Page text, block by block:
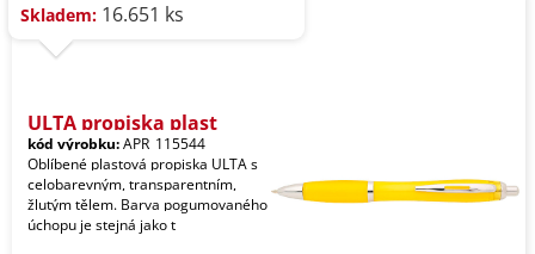
Skladem: 16.651 ks
ULTA propiska plast
kód výrobku:APR_115544
Oblíbené plastová propiska ULTA s
celobarevným, transparentním,
žlutým tělem. Barva pogumovaného
úchopu je stejná jako t